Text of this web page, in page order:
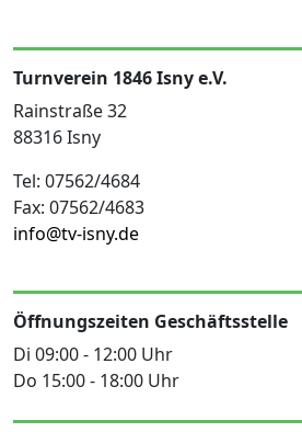
Turnverein 1846 Isny e.V.
Rainstraße 32
88316 Isny
Tel: 07562/4684
Fax: 07562/4683
info@tv-isny.de
Öffnungszeiten Geschäftsstelle
Di 09:00 - 12:00 Uhr
Do 15:00 - 18:00 Uhr